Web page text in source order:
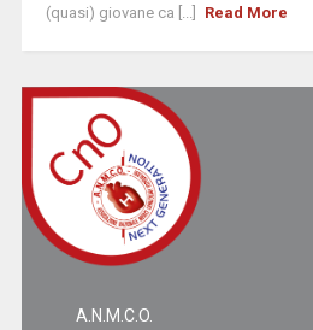
(quasi) giovane ca [...]
Read More
A.N.M.C.O.